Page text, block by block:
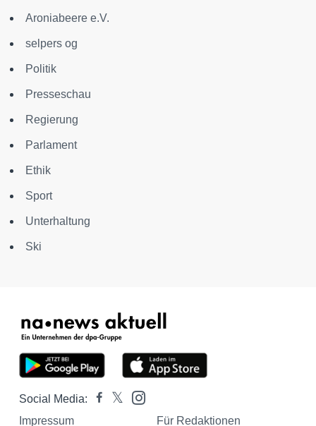
Aroniabeere e.V.
selpers og
Politik
Presseschau
Regierung
Parlament
Ethik
Sport
Unterhaltung
Ski
Social Media:
Impressum
Für Redaktionen